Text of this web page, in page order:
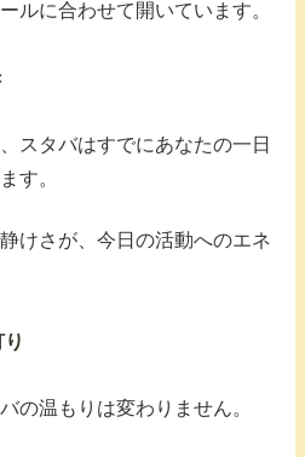
ルに合わせて開いています。
スタバはすでにあなたの一日
す。
けさが、今日の活動へのエネ
の温もりは変わりません。